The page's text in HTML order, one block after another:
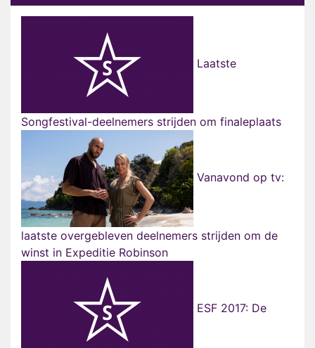
Laatste
Songfestival-deelnemers strijden om finaleplaats
Vanavond op tv:
laatste overgebleven deelnemers strijden om de
winst in Expeditie Robinson
ESF 2017: De